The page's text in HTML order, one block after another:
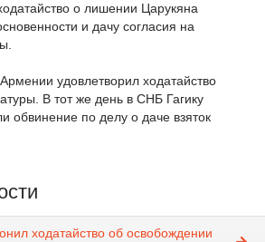
о лишении Царукяна
и дачу согласия на
удовлетворил ходатайство
В тот же день в СНБ Гагику
обвинение по делу о даче взяток
ходатайство об освобождении